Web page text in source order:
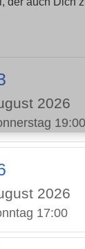
2026
19:00
2026
17:00